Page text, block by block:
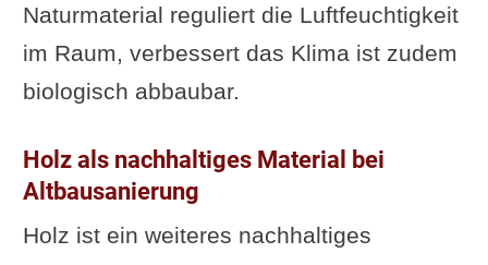
Naturmaterial reguliert die Luftfeuchtigkeit
im Raum, verbessert das Klima ist zudem
biologisch abbaubar.
Holz als nachhaltiges Material bei
Altbausanierung
Holz ist ein weiteres nachhaltiges